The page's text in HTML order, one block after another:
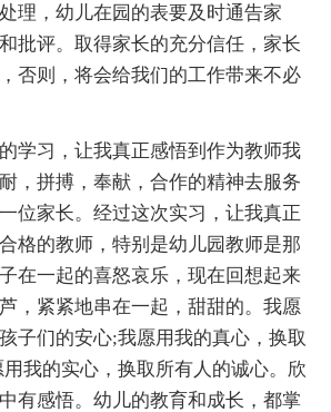
理，幼儿在园的表要及时通告家
批评。取得家长的充分信任，家长
否则，将会给我们的工作带来不必
学习，让我真正感悟到作为教师我
，拼搏，奉献，合作的精神去服务
位家长。经过这次实习，让我真正
格的教师，特别是幼儿园教师是那
在一起的喜怒哀乐，现在回想起来
，紧紧地串在一起，甜甜的。我愿
子们的安心;我愿用我的真心，换取
我的实心，换取所有人的诚心。欣
有感悟。幼儿的教育和成长，都掌